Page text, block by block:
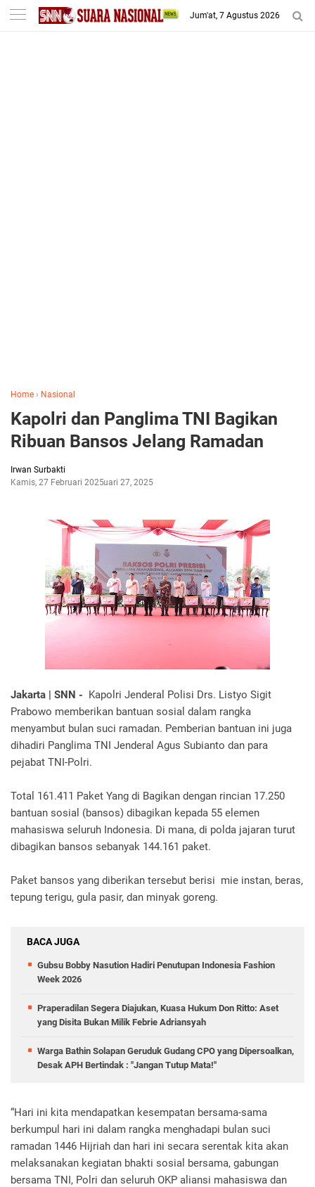
-->
Jum'at, 7 Agustus 2026
Home › Nasional
Kapolri dan Panglima TNI Bagikan
Ribuan Bansos Jelang Ramadan
Irwan Surbakti
Kamis, 27 Februari 2025Februari 27, 2025
Jakarta | SNN - Kapolri Jenderal Polisi Drs. Listyo Sigit
Prabowo memberikan bantuan sosial dalam rangka
menyambut bulan suci ramadan. Pemberian bantuan ini juga
dihadiri Panglima TNI Jenderal Agus Subianto dan para
pejabat TNI-Polri.
Total 161.411 Paket Yang di Bagikan dengan rincian 17.250
bantuan sosial (bansos) dibagikan kepada 55 elemen
mahasiswa seluruh Indonesia. Di mana, di polda jajaran turut
dibagikan bansos sebanyak 144.161 paket.
Paket bansos yang diberikan tersebut berisi mie instan, beras,
tepung terigu, gula pasir, dan minyak goreng.
BACA JUGA
Gubsu Bobby Nasution Hadiri Penutupan Indonesia Fashion
Week 2026
Praperadilan Segera Diajukan, Kuasa Hukum Don Ritto: Aset
yang Disita Bukan Milik Febrie Adriansyah
Warga Bathin Solapan Geruduk Gudang CPO yang Dipersoalkan,
Desak APH Bertindak : "Jangan Tutup Mata!"
“Hari ini kita mendapatkan kesempatan bersama-sama
berkumpul hari ini dalam rangka menghadapi bulan suci
ramadan 1446 Hijriah dan hari ini secara serentak kita akan
melaksanakan kegiatan bhakti sosial bersama, gabungan
bersama TNI, Polri dan seluruh OKP aliansi mahasiswa dan